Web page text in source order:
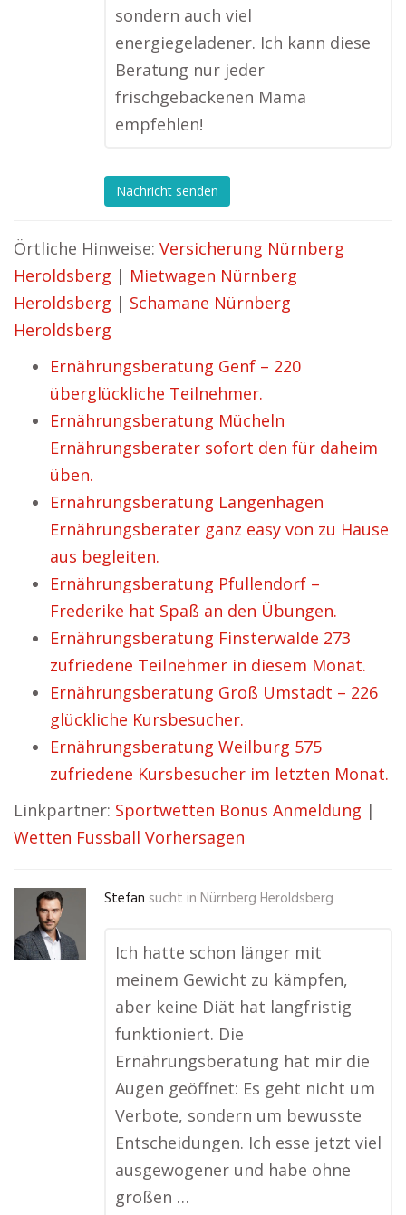
sondern auch viel
energiegeladener. Ich kann diese
Beratung nur jeder
frischgebackenen Mama
empfehlen!
Nachricht senden
Örtliche Hinweise: Versicherung Nürnberg
Heroldsberg | Mietwagen Nürnberg
Heroldsberg | Schamane Nürnberg
Heroldsberg
Ernährungsberatung Genf – 220
überglückliche Teilnehmer.
Ernährungsberatung Mücheln
Ernährungsberater sofort den für daheim
üben.
Ernährungsberatung Langenhagen
Ernährungsberater ganz easy von zu Hause
aus begleiten.
Ernährungsberatung Pfullendorf –
Frederike hat Spaß an den Übungen.
Ernährungsberatung Finsterwalde 273
zufriedene Teilnehmer in diesem Monat.
Ernährungsberatung Groß Umstadt – 226
glückliche Kursbesucher.
Ernährungsberatung Weilburg 575
zufriedene Kursbesucher im letzten Monat.
Linkpartner: Sportwetten Bonus Anmeldung |
Wetten Fussball Vorhersagen
Stefan sucht in Nürnberg Heroldsberg
Ich hatte schon länger mit
meinem Gewicht zu kämpfen,
aber keine Diät hat langfristig
funktioniert. Die
Ernährungsberatung hat mir die
Augen geöffnet: Es geht nicht um
Verbote, sondern um bewusste
Entscheidungen. Ich esse jetzt viel
ausgewogener und habe ohne
großen …